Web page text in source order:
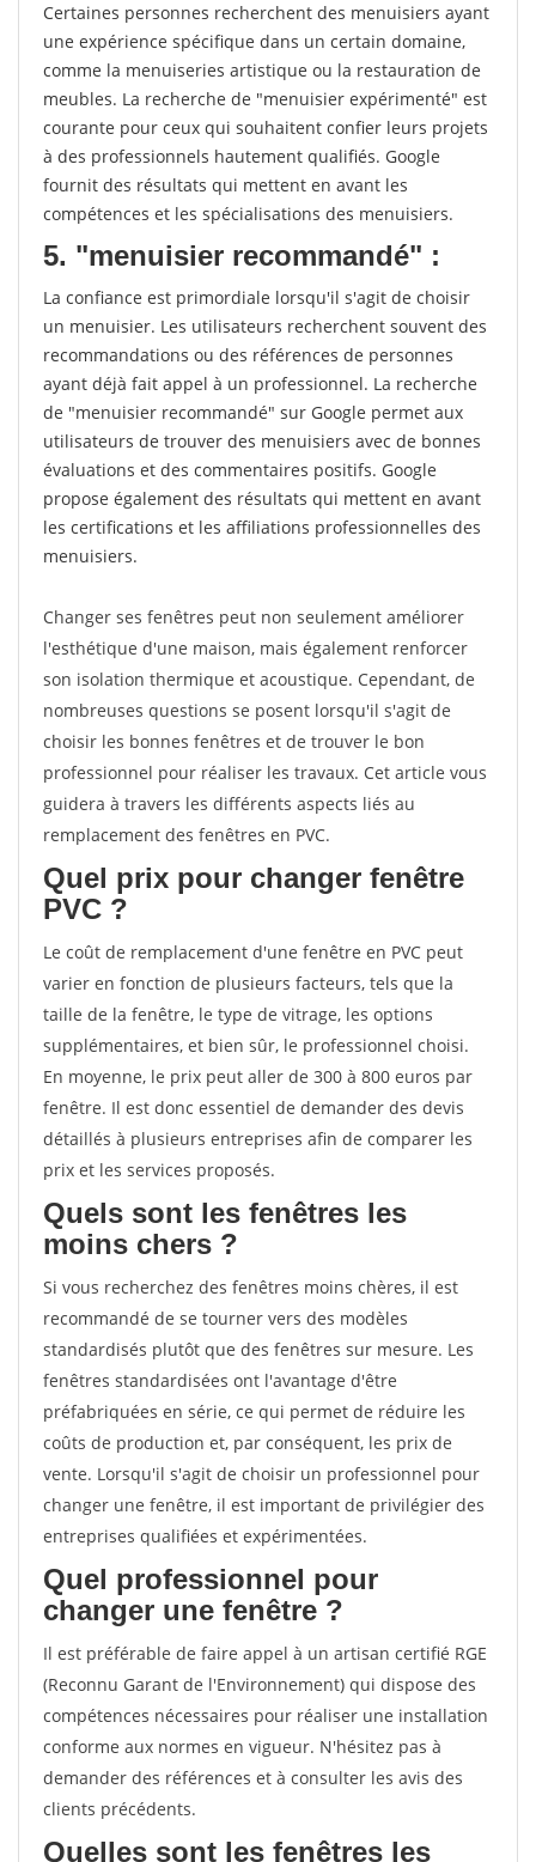
Certaines personnes recherchent des menuisiers ayant
une expérience spécifique dans un certain domaine,
comme la menuiseries artistique ou la restauration de
meubles. La recherche de "menuisier expérimenté" est
courante pour ceux qui souhaitent confier leurs projets
à des professionnels hautement qualifiés. Google
fournit des résultats qui mettent en avant les
compétences et les spécialisations des menuisiers.
5. "menuisier recommandé" :
La confiance est primordiale lorsqu'il s'agit de choisir
un menuisier. Les utilisateurs recherchent souvent des
recommandations ou des références de personnes
ayant déjà fait appel à un professionnel. La recherche
de "menuisier recommandé" sur Google permet aux
utilisateurs de trouver des menuisiers avec de bonnes
évaluations et des commentaires positifs. Google
propose également des résultats qui mettent en avant
les certifications et les affiliations professionnelles des
menuisiers.
Changer ses fenêtres peut non seulement améliorer
l'esthétique d'une maison, mais également renforcer
son isolation thermique et acoustique. Cependant, de
nombreuses questions se posent lorsqu'il s'agit de
choisir les bonnes fenêtres et de trouver le bon
professionnel pour réaliser les travaux. Cet article vous
guidera à travers les différents aspects liés au
remplacement des fenêtres en PVC.
Quel prix pour changer fenêtre
PVC ?
Le coût de remplacement d'une fenêtre en PVC peut
varier en fonction de plusieurs facteurs, tels que la
taille de la fenêtre, le type de vitrage, les options
supplémentaires, et bien sûr, le professionnel choisi.
En moyenne, le prix peut aller de 300 à 800 euros par
fenêtre. Il est donc essentiel de demander des devis
détaillés à plusieurs entreprises afin de comparer les
prix et les services proposés.
Quels sont les fenêtres les
moins chers ?
Si vous recherchez des fenêtres moins chères, il est
recommandé de se tourner vers des modèles
standardisés plutôt que des fenêtres sur mesure. Les
fenêtres standardisées ont l'avantage d'être
préfabriquées en série, ce qui permet de réduire les
coûts de production et, par conséquent, les prix de
vente. Lorsqu'il s'agit de choisir un professionnel pour
changer une fenêtre, il est important de privilégier des
entreprises qualifiées et expérimentées.
Quel professionnel pour
changer une fenêtre ?
Il est préférable de faire appel à un artisan certifié RGE
(Reconnu Garant de l'Environnement) qui dispose des
compétences nécessaires pour réaliser une installation
conforme aux normes en vigueur. N'hésitez pas à
demander des références et à consulter les avis des
clients précédents.
Quelles sont les fenêtres les